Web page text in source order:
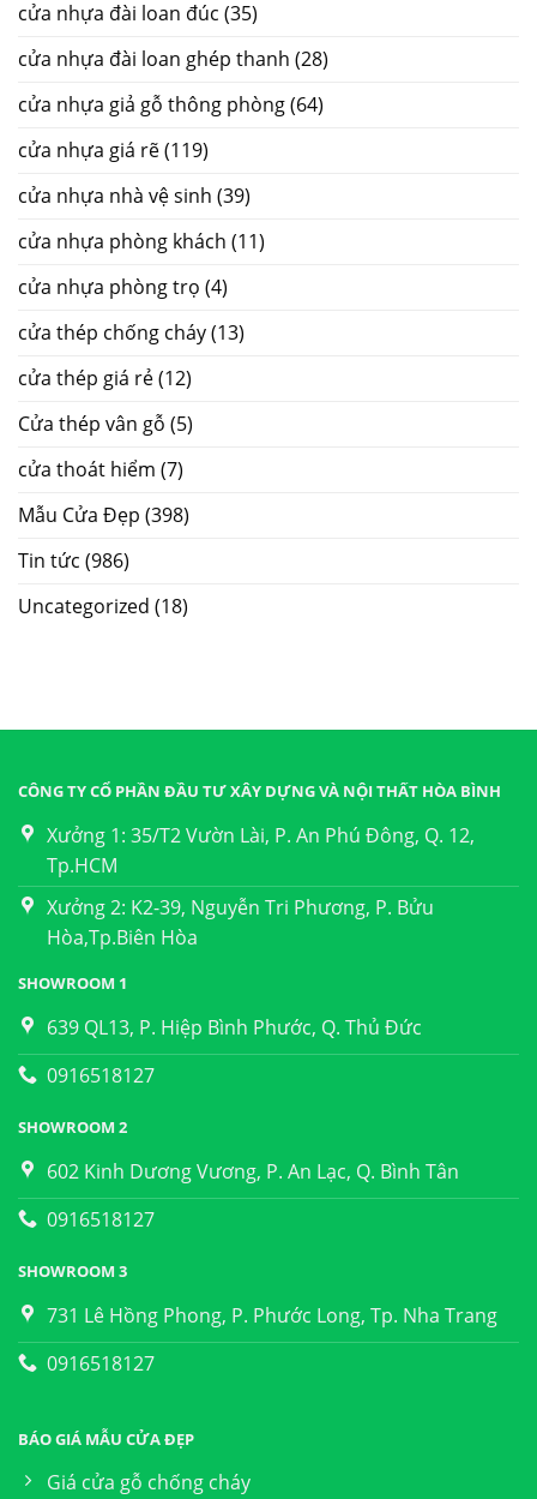
cửa nhựa đài loan đúc (35)
cửa nhựa đài loan ghép thanh (28)
cửa nhựa giả gỗ thông phòng(64)
cửa nhựa giá rẽ(119)
cửa nhựa nhà vệ sinh (39)
cửa nhựa phòng khách (11)
cửa nhựa phòng trọ (4)
cửa thép chống cháy(13)
cửa thép giá rẻ(12)
Cửa thép vân gỗ (5)
cửa thoát hiểm (7)
Mẫu Cửa Đẹp (398)
Tin tức (986)
Uncategorized (18)
CÔNG TY CỔ PHẦN ĐẦU TƯ XÂY DỰNG VÀ NỘI THẤT HÒA BÌNH
Xưởng 1: 35/T2 Vườn Lài, P. An Phú Đông, Q. 12,
Tp.HCM
Xưởng 2: K2-39, Nguyễn Tri Phương, P. Bửu
Hòa,Tp.Biên Hòa
SHOWROOM 1
639 QL13, P. Hiệp Bình Phước, Q. Thủ Đức
0916518127
SHOWROOM 2
602 Kinh Dương Vương, P. An Lạc, Q. Bình Tân
0916518127
SHOWROOM 3
731 Lê Hồng Phong, P. Phước Long, Tp. Nha Trang
0916518127
BÁO GIÁ MẪU CỬA ĐẸP
Giá cửa gỗ chống cháy